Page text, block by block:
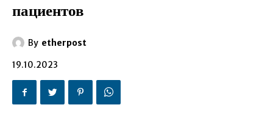
пациентов
By etherpost
19.10.2023